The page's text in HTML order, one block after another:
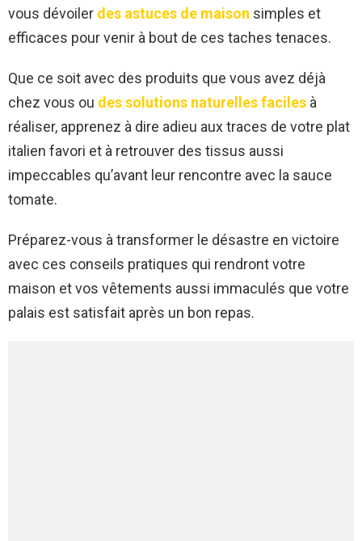
vous dévoiler des astuces de maison simples et
efficaces pour venir à bout de ces taches tenaces.
Que ce soit avec des produits que vous avez déjà
chez vous ou des solutions naturelles faciles à
réaliser, apprenez à dire adieu aux traces de votre plat
italien favori et à retrouver des tissus aussi
impeccables qu’avant leur rencontre avec la sauce
tomate.
Préparez-vous à transformer le désastre en victoire
avec ces conseils pratiques qui rendront votre
maison et vos vêtements aussi immaculés que votre
palais est satisfait après un bon repas.